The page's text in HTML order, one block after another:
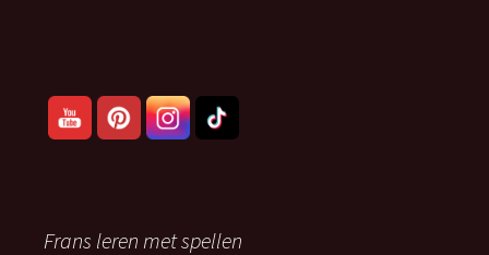
Frans leren met spellen